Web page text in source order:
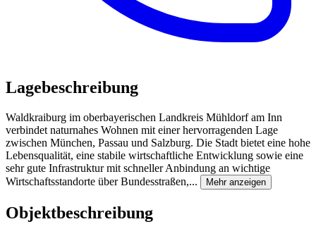
Lagebeschreibung
Waldkraiburg im oberbayerischen Landkreis Mühldorf am Inn
verbindet naturnahes Wohnen mit einer hervorragenden Lage
zwischen München, Passau und Salzburg. Die Stadt bietet eine hohe
Lebensqualität, eine stabile wirtschaftliche Entwicklung sowie eine
sehr gute Infrastruktur mit schneller Anbindung an wichtige
Wirtschaftsstandorte über Bundesstraßen,...
Mehr anzeigen
Objektbeschreibung